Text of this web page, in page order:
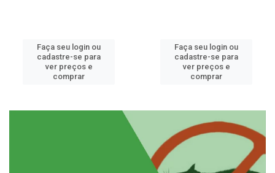
Faça seu login ou
cadastre-se para
ver preços e
comprar
Faça seu login ou
cadastre-se para
ver preços e
comprar